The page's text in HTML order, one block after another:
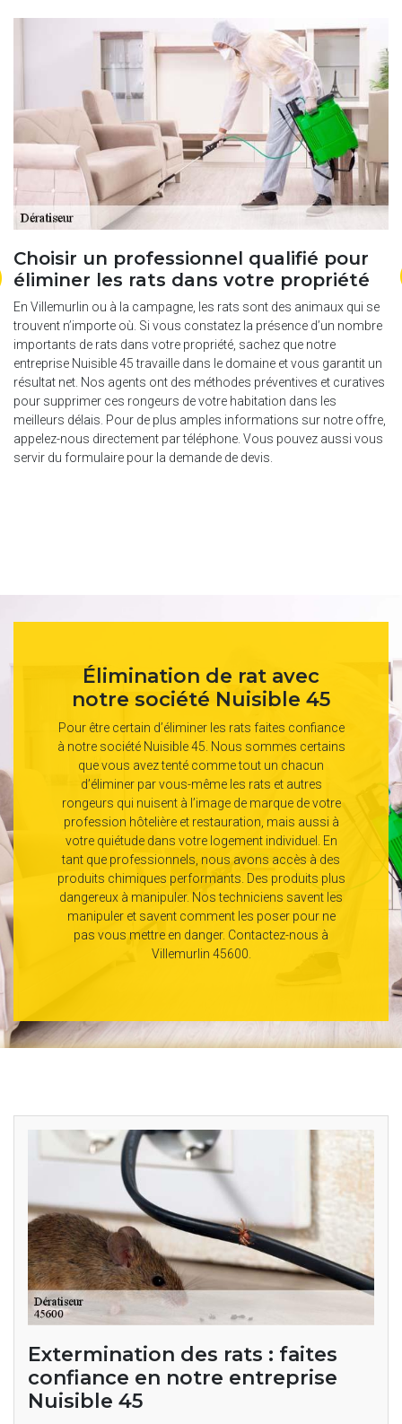
Choisir un professionnel qualifié pour
éliminer les rats dans votre propriété
En Villemurlin ou à la campagne, les rats sont des animaux qui se
trouvent n’importe où. Si vous constatez la présence d’un nombre
importants de rats dans votre propriété, sachez que notre
entreprise Nuisible 45 travaille dans le domaine et vous garantit un
résultat net. Nos agents ont des méthodes préventives et curatives
pour supprimer ces rongeurs de votre habitation dans les
meilleurs délais. Pour de plus amples informations sur notre offre,
appelez-nous directement par téléphone. Vous pouvez aussi vous
servir du formulaire pour la demande de devis.
Élimination de rat avec
notre société Nuisible 45
Pour être certain d’éliminer les rats faites confiance
à notre société Nuisible 45. Nous sommes certains
que vous avez tenté comme tout un chacun
d’éliminer par vous-même les rats et autres
rongeurs qui nuisent à l’image de marque de votre
profession hôtelière et restauration, mais aussi à
votre quiétude dans votre logement individuel. En
tant que professionnels, nous avons accès à des
produits chimiques performants. Des produits plus
dangereux à manipuler. Nos techniciens savent les
manipuler et savent comment les poser pour ne
pas vous mettre en danger. Contactez-nous à
Villemurlin 45600.
Extermination des rats : faites
confiance en notre entreprise
Nuisible 45